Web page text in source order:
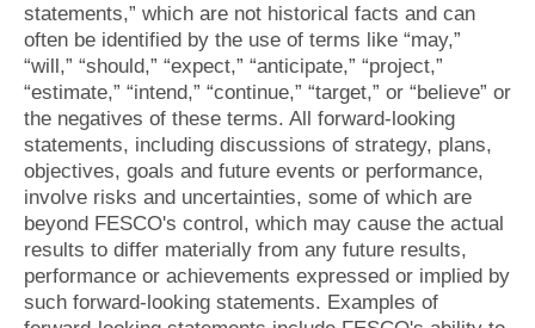
statements,” which are not historical facts and can
often be identified by the use of terms like “may,”
“will,” “should,” “expect,” “anticipate,” “project,”
“estimate,” “intend,” “continue,” “target,” or “believe” or
the negatives of these terms. All forward-looking
statements, including discussions of strategy, plans,
objectives, goals and future events or performance,
involve risks and uncertainties, some of which are
beyond FESCO's control, which may cause the actual
results to differ materially from any future results,
performance or achievements expressed or implied by
such forward-looking statements. Examples of